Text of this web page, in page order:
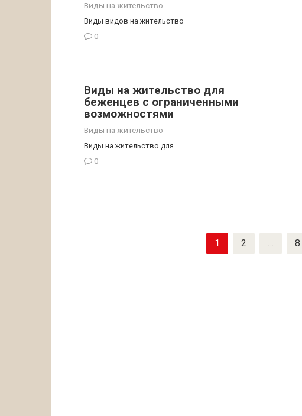
Виды на жительство
Виды видов на жительство
0
Виды на жительство для
беженцев с ограниченными
возможностями
Виды на жительство
Виды на жительство для
0
1 2 … 8